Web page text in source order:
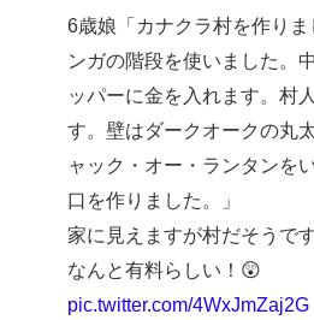
6歳娘「カナクラ村を作り
ンガの階段を使いました。
ッパーに金を入れます。村
す。壁はダークオークの丸
ャック・オー・ランタンを
口を作りました。」
家に見えますが村だそうで
なんと有料らしい！😲
pic.twitter.com/4WxJmZaj2G